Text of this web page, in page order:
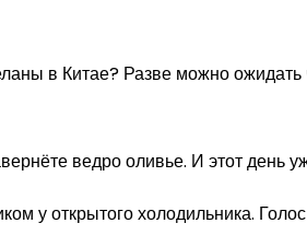
в Китае? Разве можно
ведро оливье. И этот
у открытого холодильника.